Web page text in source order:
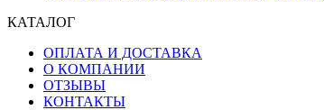
КАТАЛОГ
ОПЛАТА И ДОСТАВКА
О КОМПАНИИ
ОТЗЫВЫ
КОНТАКТЫ